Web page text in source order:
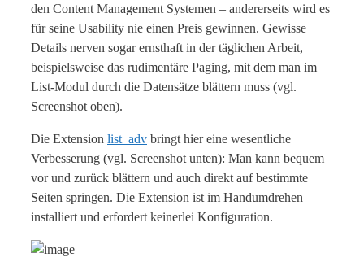
den Content Management Systemen – andererseits wird es
für seine Usability nie einen Preis gewinnen. Gewisse
Details nerven sogar ernsthaft in der täglichen Arbeit,
beispielsweise das rudimentäre Paging, mit dem man im
List-Modul durch die Datensätze blättern muss (vgl.
Screenshot oben).
Die Extension list_adv bringt hier eine wesentliche
Verbesserung (vgl. Screenshot unten): Man kann bequem
vor und zurück blättern und auch direkt auf bestimmte
Seiten springen. Die Extension ist im Handumdrehen
installiert und erfordert keinerlei Konfiguration.